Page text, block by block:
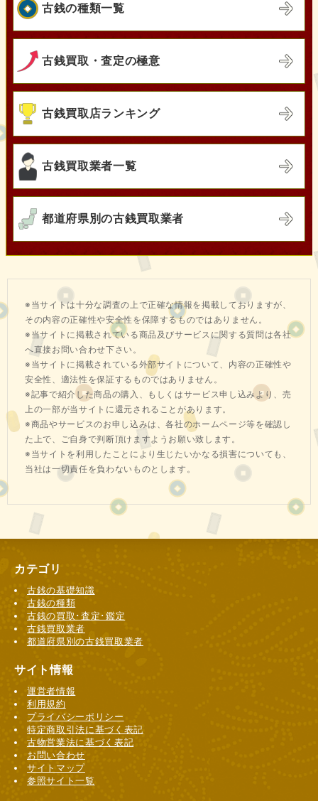
古銭の種類一覧
古銭買取・査定の極意
古銭買取店ランキング
古銭買取業者一覧
都道府県別の古銭買取業者
※当サイトは十分な調査の上で正確な情報を掲載しておりますが、
その内容の正確性や安全性を保障するものではありません。
※当サイトに掲載されている商品及びサービスに関する質問は各社
へ直接お問い合わせ下さい。
※当サイトに掲載されている外部サイトについて、内容の正確性や
安全性、適法性を保証するものではありません。
※記事で紹介した商品の購入、もしくはサービス申し込みより、売
上の一部が当サイトに還元されることがあります。
※商品やサービスのお申し込みは、各社のホームページ等を確認し
た上で、ご自身で判断頂けますようお願い致します。
※当サイトを利用したことにより生じたいかなる損害についても、
当社は一切責任を負わないものとします。
カテゴリ
古銭の基礎知識
古銭の種類
古銭の買取･査定･鑑定
古銭買取業者
都道府県別の古銭買取業者
サイト情報
運営者情報
利用規約
プライバシーポリシー
特定商取引法に基づく表記
古物営業法に基づく表記
お問い合わせ
サイトマップ
参照サイト一覧